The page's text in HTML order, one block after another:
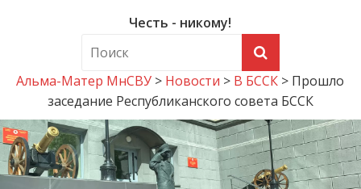
Честь - никому!
Альма-Матер МнСВУ > Новости > В БССК > Прошло
заседание Республиканского совета БССК